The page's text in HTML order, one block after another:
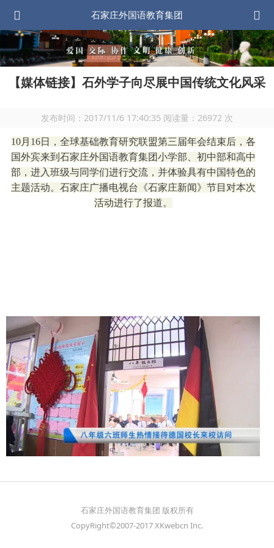
石家庄外国语教育集团
【媒体链接】石外学子向尽展中国传统文化风采
发布时间： 2017/11/6 17:40:35 阅读量： 26972 次
10月16日，全球基础教育研究联盟第三届年会结束后， 各
国外宾来到石家庄外国语教育集团小学部、初中部和高中
部，进入班级与同学们进行交流，并体验具有中国特色的
主题活动。石家庄广播电视台《石家庄新闻》节目对本次
活动进行了报道。
石家庄外国语教育集团 版权所有
CopyRight©2007-2017 XKwebcn Inc.